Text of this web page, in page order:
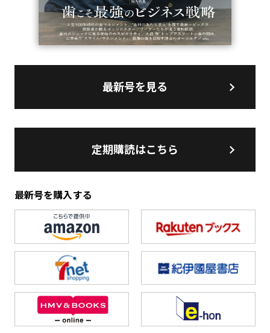
最新号を見る
定期購読はこちら
最新号を購入する